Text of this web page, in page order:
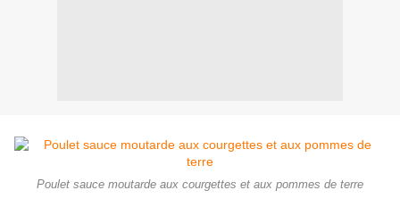
Poulet sauce moutarde aux courgettes et aux pommes de terre